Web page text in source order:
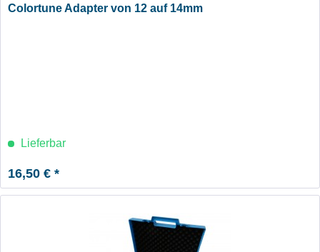
Colortune Adapter von 12 auf 14mm
Lieferbar
16,50 € *